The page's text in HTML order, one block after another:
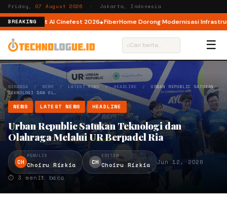
Friday, 07 August 2026 · Jakarta, Indonesia
BREAKING
AI lewat AI Cinefest 2026 FiberHome Dorong Modernisasi
⌕ ☰
BERANDA / NEWS / LATEST NEWS /HEADLINE /URBAN REPUBLIC SATUKAN
TEKNOLOGI DAN OL…
NEWS LATEST NEWS HEADLINE
Urban Republic Satukan Teknologi dan
Olahraga Melalui UR Berpadel Ria
CH
PENULIS
Choiru Rizkia CH
EDITOR
Choiru Rizkia
Jun 12, 2026
⏱ 3 menit baca